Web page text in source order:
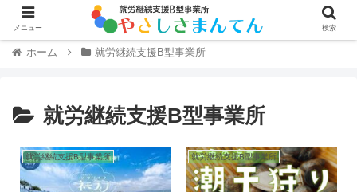
ホーム 就労継続支援B型事業所
就労継続支援B型事業所
就労継続支援B型事業所 就労継続支援B型事業所
メニュー 検索